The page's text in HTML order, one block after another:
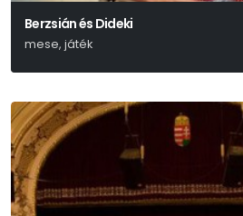
Berzsián és Dideki
mese, játék